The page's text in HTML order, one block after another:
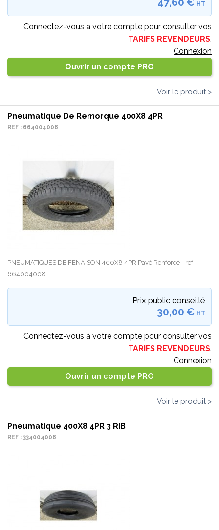
HT
Connectez-vous à votre compte pour consulter vos
TARIFS REVENDEURS.
Connexion
Ouvrir un compte PRO
Voir le produit >
Pneumatique De Remorque 400X8 4PR
REF : 664004008
PNEUMATIQUES DE FENAISON 400X8 4PR Pavé Renforcé - ref
664004008
Prix public conseillé
30,00 € HT
Connectez-vous à votre compte pour consulter vos
TARIFS REVENDEURS.
Connexion
Ouvrir un compte PRO
Voir le produit >
Pneumatique 400X8 4PR 3 RIB
REF : 334004008